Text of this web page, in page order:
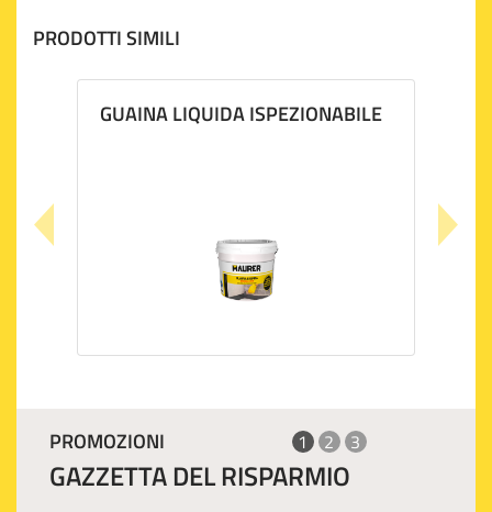
PRODOTTI SIMILI
GUAINA LIQUIDA ISPEZIONABILE
PROMOZIONI 1 2 3
GAZZETTA DEL RISPARMIO